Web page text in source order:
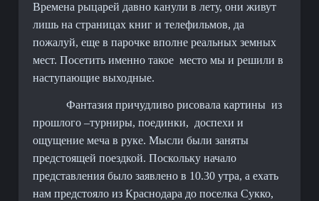
Времена рыцарей давно канули в лету, они живут
лишь на страницах книг и телефильмов, да
пожалуй, еще в парочке вполне реальных земных
мест. Посетить именно такое место мы и решили в
наступающие выходные.
Фантазия причудливо рисовала картины из
прошлого –турниры, поединки, доспехи и
ощущение меча в руке. Мысли были заняты
предстоящей поездкой. Поскольку начало
представления было заявлено в 10.30 утра, а ехать
нам предстояло из Краснодара до поселка Сукко,